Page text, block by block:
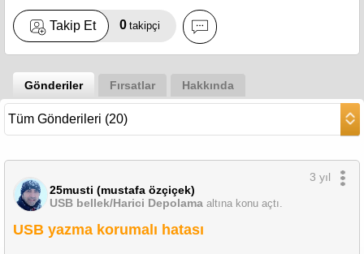
Takip Et 0 takipçi
Gönderiler Fırsatlar Hakkında
25musti (mustafa özçiçek)
USB bellek/Harici Depolama altına konu açtı.
3 yıl
USB yazma korumalı hatası